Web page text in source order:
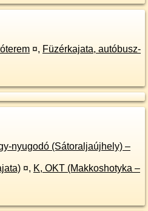
¤, Füzérkajata, autóbusz-
nyugodó (Sátoraljaújhely) –
¤, K, OKT (Makkoshotyka –